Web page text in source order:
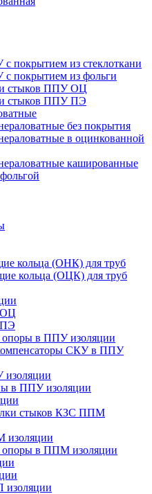
покрытием из стеклоткани
покрытием из фольги
стыков ППУ ОЦ
стыков ППУ ПЭ
без покрытия
в оцинкованной
кашированные
кольца (ОНК) для труб
кольца (ОЦК) для труб
в ППУ изоляции
СКУ в ППУ
в ППУ изоляции
стыков КЗС ППМ
в ППМ изоляции